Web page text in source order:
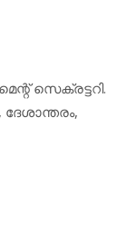
സെക്രട്ടറി.